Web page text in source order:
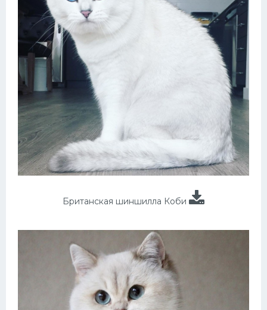
Британская шиншилла Коби